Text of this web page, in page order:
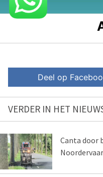
Deel op
VERDER IN HET
Canta door